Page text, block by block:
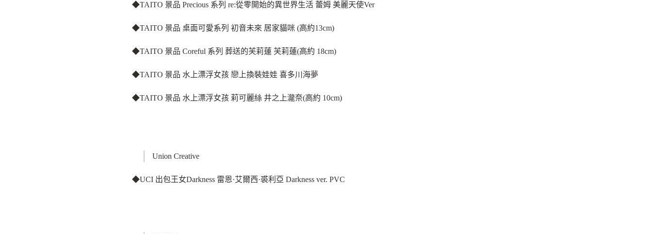
◆TAITO 景品 Precious 系列 re:從零開始的異世界生活 蕾姆 美麗天使Ver
◆TAITO 景品 桌面可愛系列 初音未來 居家貓咪 (高約13cm)
◆TAITO 景品 Coreful 系列 葬送的芙莉蓮 芙莉蓮(高約 18cm)
◆TAITO 景品 水上漂浮女孩 戀上換裝娃娃 喜多川海夢
◆TAITO 景品 水上漂浮女孩 莉可麗絲 井之上瀧奈(高約 10cm)
Union Creative
◆UCI 出包王女Darkness 雷恩·艾爾西·裘利亞 Darkness ver. PVC